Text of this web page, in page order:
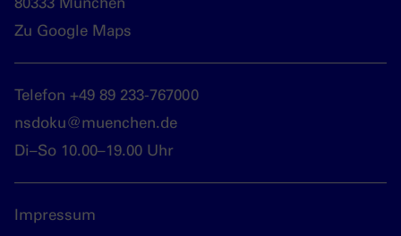
Zu Google Maps
Telefon +49 89 233-767000
nsdoku@muenchen.de
Di–So 10.00–19.00 Uhr
Impressum